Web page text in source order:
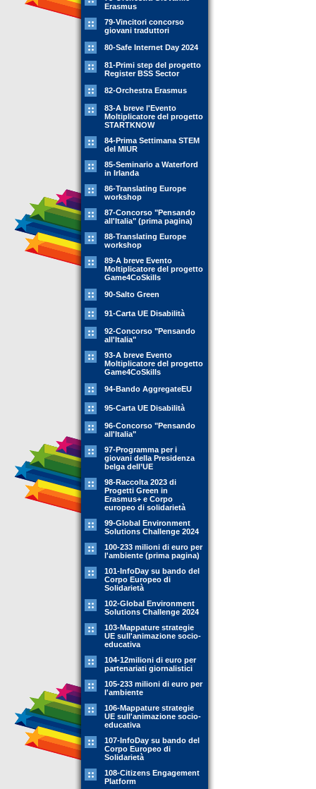
Erasmus
79-Vincitori concorso
giovani traduttori
80-Safe Internet Day 2024
81-Primi step del progetto
Register BSS Sector
82-Orchestra Erasmus
83-A breve l'Evento
Moltiplicatore del progetto
STARTKNOW
84-Prima Settimana STEM
del MIUR
85-Seminario a Waterford
in Irlanda
86-Translating Europe
workshop
87-Concorso "Pensando
all'Italia" (prima pagina)
88-Translating Europe
workshop
89-A breve Evento
Moltiplicatore del progetto
Game4CoSkills
90-Salto Green
91-Carta UE Disabilità
92-Concorso "Pensando
all'Italia"
93-A breve Evento
Moltiplicatore del progetto
Game4CoSkills
94-Bando AggregateEU
95-Carta UE Disabilità
96-Concorso "Pensando
all'Italia"
97-Programma per i
giovani della Presidenza
belga dell’UE
98-Raccolta 2023 di
Progetti Green in
Erasmus+ e Corpo
europeo di solidarietà
99-Global Environment
Solutions Challenge 2024
100-233 milioni di euro per
l'ambiente (prima pagina)
101-InfoDay su bando del
Corpo Europeo di
Solidarietà
102-Global Environment
Solutions Challenge 2024
103-Mappature strategie
UE sull'animazione socio-
educativa
104-12milioni di euro per
partenariati giornalistici
105-233 milioni di euro per
l'ambiente
106-Mappature strategie
UE sull'animazione socio-
educativa
107-InfoDay su bando del
Corpo Europeo di
Solidarietà
108-Citizens Engagement
Platform